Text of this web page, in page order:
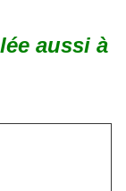
aussi à